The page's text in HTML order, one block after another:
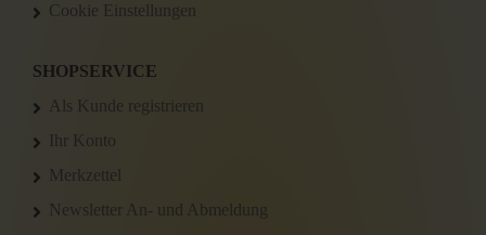
Cookie Einstellungen
SHOPSERVICE
Als Kunde registrieren
Ihr Konto
Merkzettel
Newsletter An- und Abmeldung